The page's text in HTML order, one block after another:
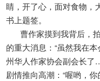
睛，开了心，面对食物，
书上题签。
曹作家摸到我背后，拍
的重大消息：“虽然我在
州华人作家协会副会长
剧情推向高潮：“喔哟，